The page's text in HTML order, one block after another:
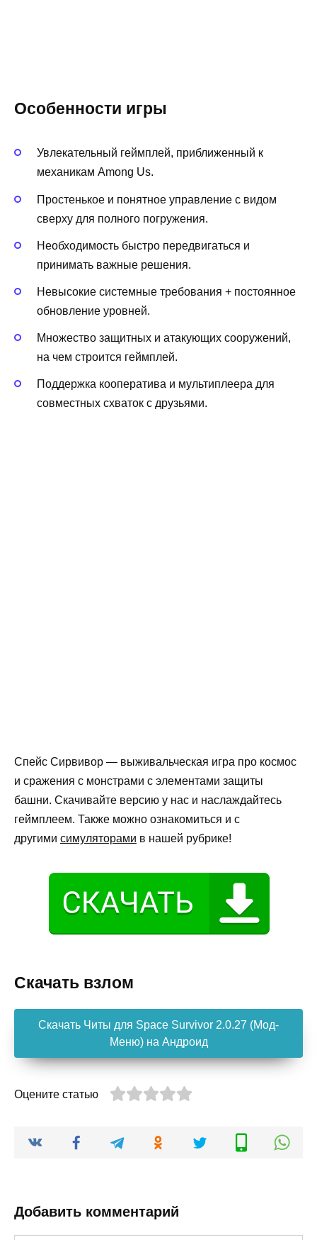
Особенности игры
Увлекательный геймплей, приближенный к
механикам Among Us.
Простенькое и понятное управление с видом
сверху для полного погружения.
Необходимость быстро передвигаться и
принимать важные решения.
Невысокие системные требования + постоянное
обновление уровней.
Множество защитных и атакующих сооружений,
на чем строится геймплей.
Поддержка кооператива и мультиплеера для
совместных схваток с друзьями.
Спейс Сирвивор — выживальческая игра про космос
и сражения с монстрами с элементами защиты
башни. Скачивайте версию у нас и наслаждайтесь
геймплеем. Также можно ознакомиться и с
другими симуляторами в нашей рубрике!
Скачать взлом
Скачать Читы для Space Survivor 2.0.27 (Мод-
Меню) на Андроид
Оцените статью
Добавить комментарий